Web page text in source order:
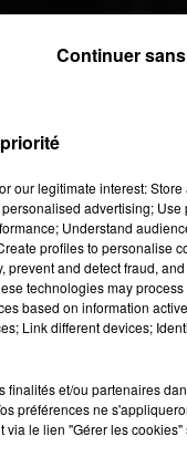
Elle a
en
le 100eme
un
DJ Black
La
super
être plus
Tu es un
our legitimate interest: Store
advertising; Use
Understand
profiles to personalise
prevent and detect fraud,
technologies may
based on information
Link different devices;
finalités et/ou partenaires
préférences ne
via le lien "Gérer les cookies"
Continuer